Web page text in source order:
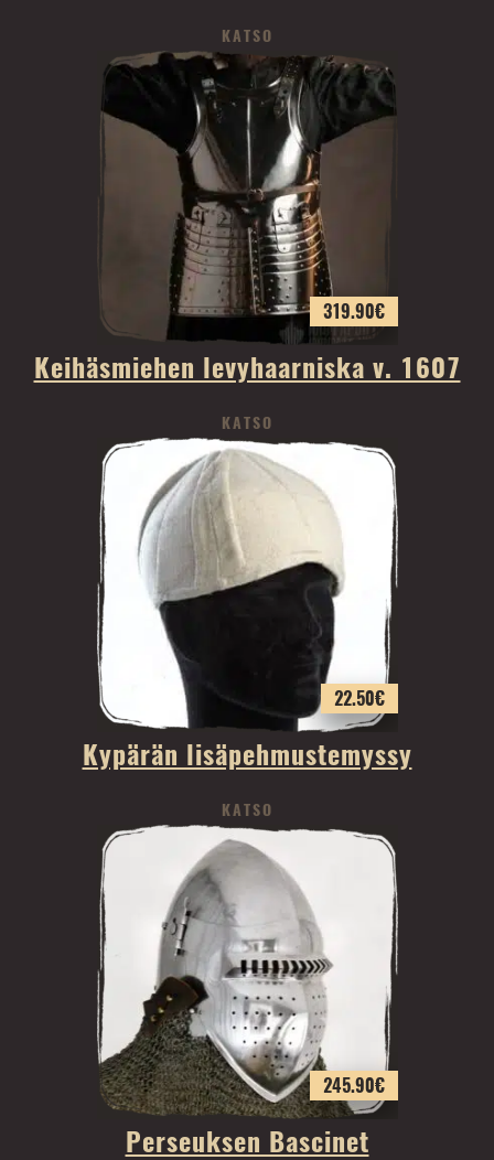
KATSO
319.90€
Keihäsmiehen levyhaarniska v. 1607
KATSO
22.50€
Kypärän lisäpehmustemyssy
KATSO
245.90€
Perseuksen Bascinet